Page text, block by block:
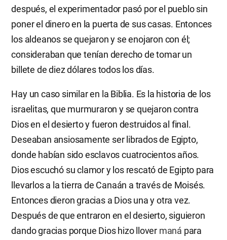
después, el experimentador pasó por el pueblo sin
poner el dinero en la puerta de sus casas. Entonces
los aldeanos se quejaron y se enojaron con él;
consideraban que tenían derecho de tomar un
billete de diez dólares todos los días.
Hay un caso similar en la Biblia. Es la historia de los
israelitas, que murmuraron y se quejaron contra
Dios en el desierto y fueron destruidos al final.
Deseaban ansiosamente ser librados de Egipto,
donde habían sido esclavos cuatrocientos años.
Dios escuchó su clamor y los rescató de Egipto para
llevarlos a la tierra de Canaán a través de Moisés.
Entonces dieron gracias a Dios una y otra vez.
Después de que entraron en el desierto, siguieron
dando gracias porque Dios hizo llover maná para